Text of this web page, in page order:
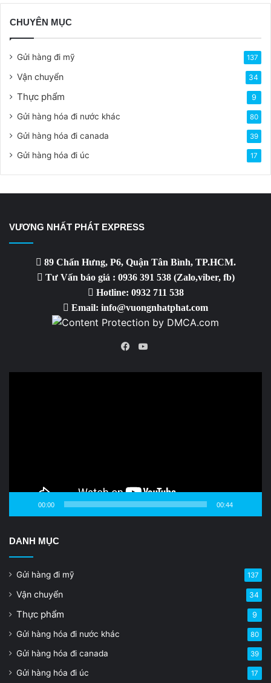
CHUYÊN MỤC
Gửi hàng đi mỹ 137
Vận chuyển 34
Thực phẩm 9
Gửi hàng hóa đi nước khác 80
Gửi hàng hóa đi canada 39
Gửi hàng hóa đi úc 17
VƯƠNG NHẤT PHÁT EXPRESS
89 Chấn Hưng, P6, Quận Tân Bình, TP.HCM.
Tư Vấn báo giá : 0936 391 538 (Zalo,viber, fb)
Hotline: 0932 711 538
Email: info@vuongnhatphat.com
YouTube
00:00 00:44
DANH MỤC
Gửi hàng đi mỹ 137
Vận chuyển 34
Thực phẩm 9
Gửi hàng hóa đi nước khác 80
Gửi hàng hóa đi canada 39
Gửi hàng hóa đi úc 17